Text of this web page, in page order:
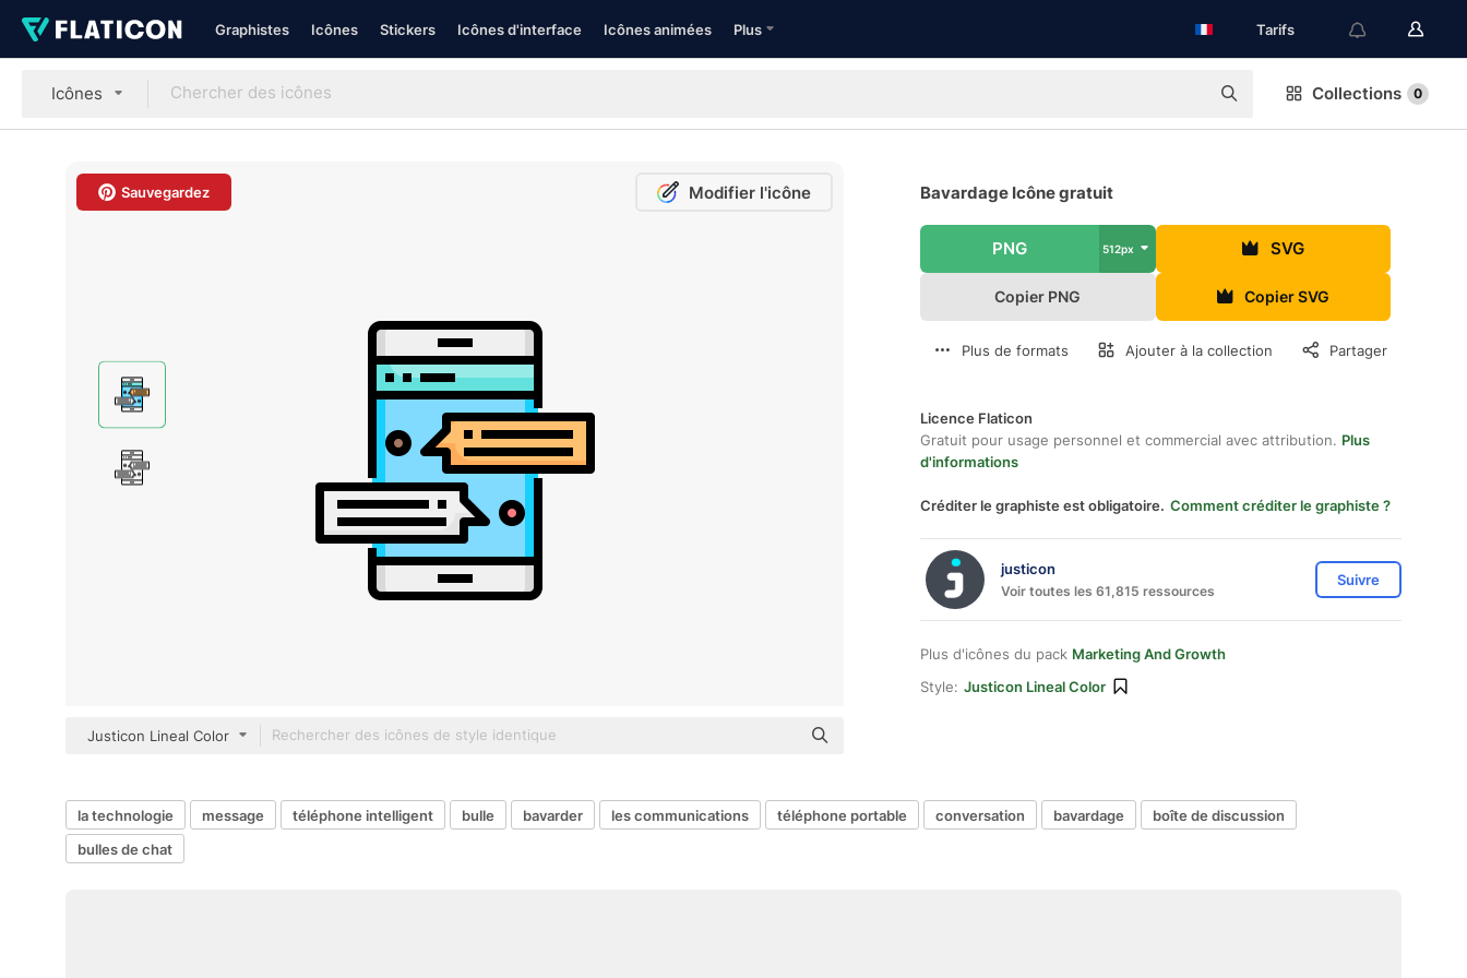
Graphistes Icônes Stickers Icônes d'interface Icônes animées Plus Tarifs
Icônes Collections 0
Sauvegardez Modifier l'icône
Justicon Lineal Color
Bavardage Icône gratuit
PNG 512px SVG
Copier PNG Copier SVG
Plus de formats Ajouter à la collection Partager
Licence Flaticon
Gratuit pour usage personnel et commercial avec attribution. Plus
d'informations
Créditer le graphiste est obligatoire. Comment créditer le graphiste ?
justicon
Voir toutes les 61,815 ressources
Suivre
Plus d'icônes du pack Marketing And Growth
Style: Justicon Lineal Color
la technologie message téléphone intelligent bulle bavarder les communications téléphone portable conversation bavardage
boîte de discussion
bulles de chat